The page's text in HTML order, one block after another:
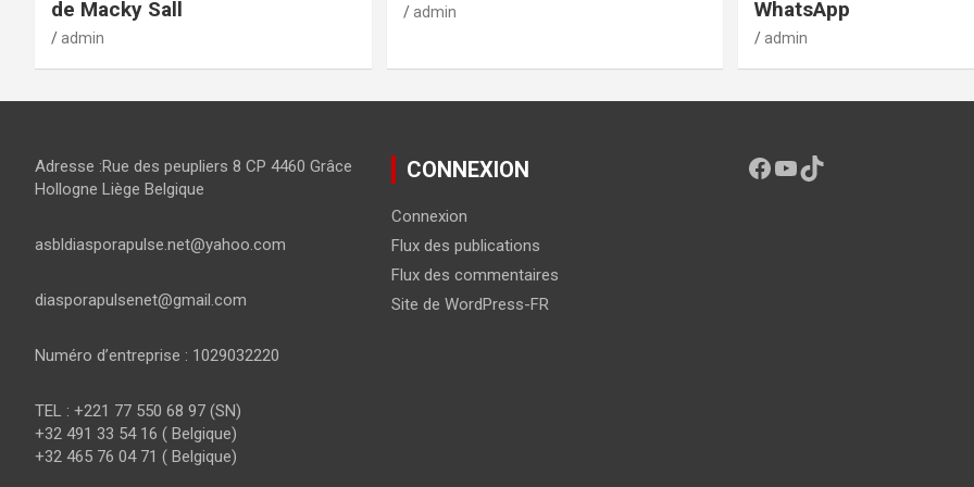
de Macky Sall
admin
admin
WhatsApp
admin
Adresse :Rue des peupliers 8 CP 4460 Grâce
Hollogne Liège Belgique
asbldiasporapulse.net@yahoo.com
diasporapulsenet@gmail.com
Numéro d’entreprise : 1029032220
TEL : +221 77 550 68 97 (SN)
+32 491 33 54 16 ( Belgique)
+32 465 76 04 71 ( Belgique)
CONNEXION
Connexion
Flux des publications
Flux des commentaires
Site de WordPress-FR